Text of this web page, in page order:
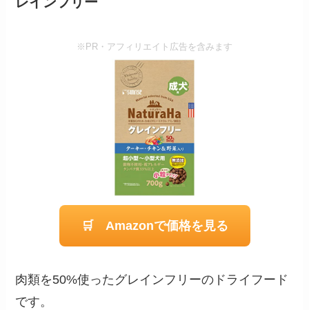
※PR・アフィリエイト広告を含みます
🛒 Amazonで価格を見る
肉類を50%使ったグレインフリーのドライフード
です。